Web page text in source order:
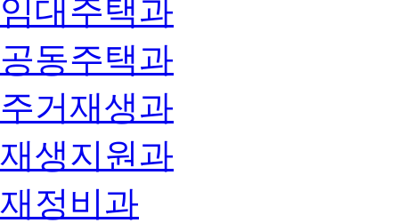
임대주택과
공동주택과
주거재생과
재생지원과
재정비과